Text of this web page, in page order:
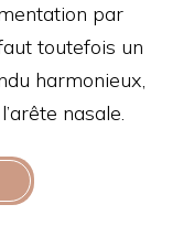
par
toutefois un
harmonieux,
nasale.